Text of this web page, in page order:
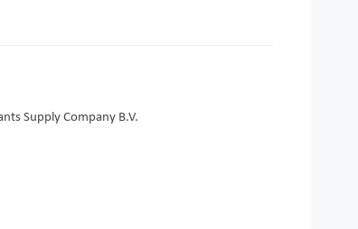
Supply Company B.V.